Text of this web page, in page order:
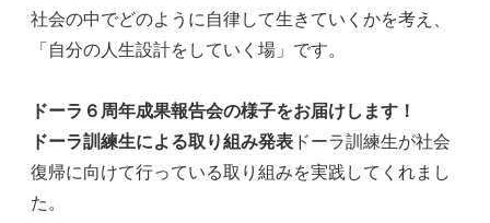
社会の中でどのように自律して生きていくかを考え、
「自分の人生設計をしていく場」です。
ドーラ６周年成果報告会の様子をお届けします！
ドーラ訓練生による取り組み発表 ドーラ訓練生が社会
復帰に向けて行っている取り組みを実践してくれまし
た。